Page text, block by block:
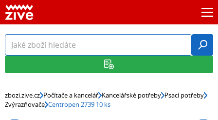
zbozi.zive.cz Počítače a kancelář Kancelářské potřeby Psací potřeby
Zvýrazňovače Centropen 2739 10 ks